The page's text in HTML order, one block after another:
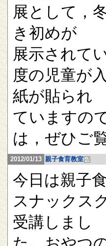
展として，
き初めが
展示されて
度の児童が
紙が貼られ
ていますの
は，ぜひご
2012/01/13 親子食育教室
今日は親子
スナックス
受講しまし